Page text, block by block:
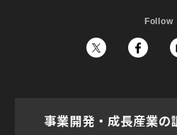
Follow
事業開発・成長産業の